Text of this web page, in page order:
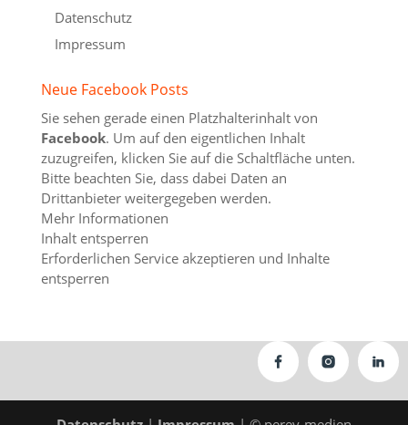
Datenschutz
Impressum
Neue Facebook Posts
Sie sehen gerade einen Platzhalterinhalt von
Facebook. Um auf den eigentlichen Inhalt
zuzugreifen, klicken Sie auf die Schaltfläche unten.
Bitte beachten Sie, dass dabei Daten an
Drittanbieter weitergegeben werden.
Mehr Informationen
Inhalt entsperren
Erforderlichen Service akzeptieren und Inhalte
entsperren